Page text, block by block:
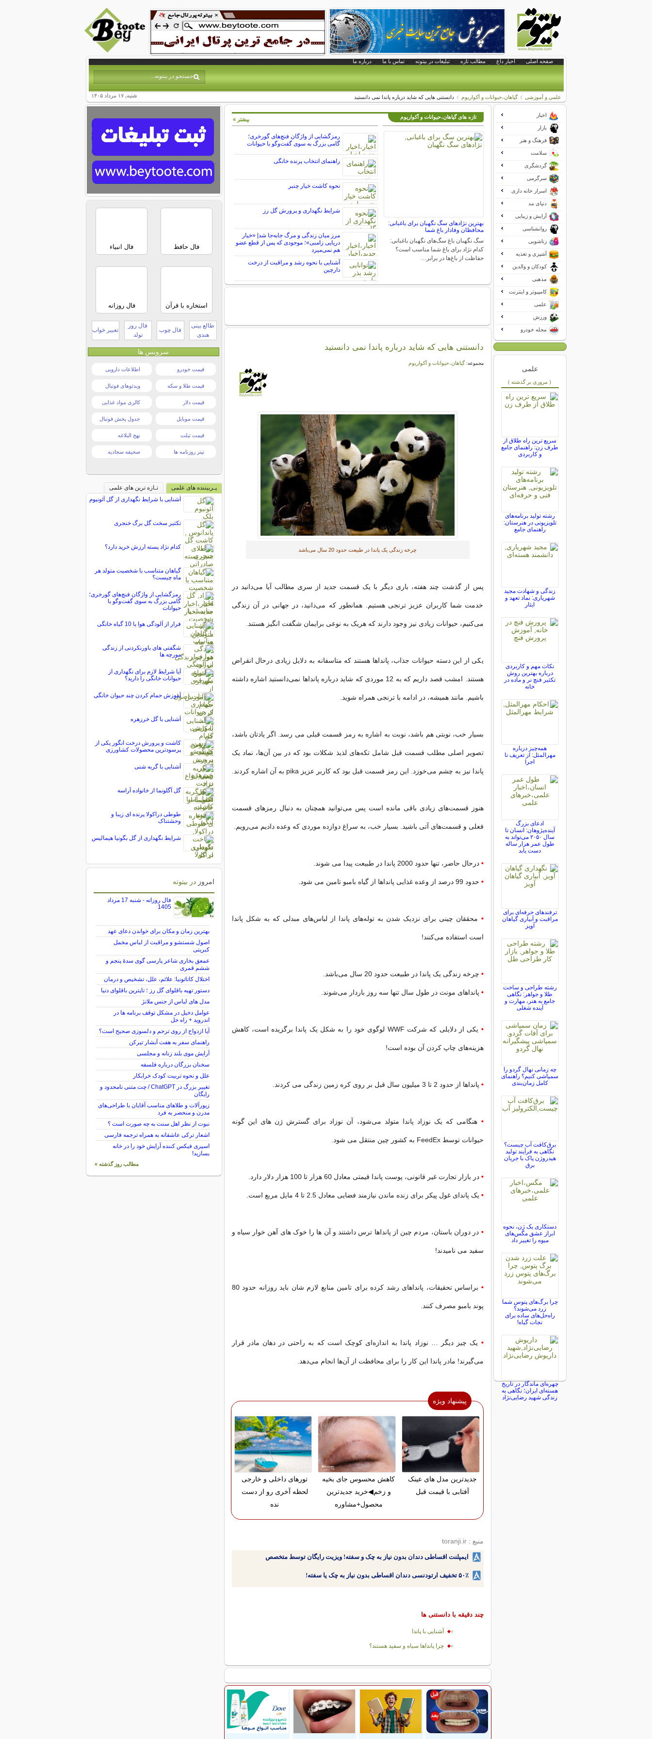
صفحه اصلی اخبار داغ مطالب تازه تبلیغات در بیتوته تماس با ما درباره ما
شنبه, ۱۷ مرداد ۱۴۰۵ علمی و آموزشی گیاهان،حیوانات و آکواریوم دانستنی هایی که شاید درباره پاند‌ا نمی دانستید
تازه های گیاهان،حیوانات و آکواریوم
بهترین نژادهای سگ نگهبان برای باغبانی:
محافظان وفادار باغ شما
سگ نگهبان باغ سگ‌های نگهبان باغبانی:
کدام نژاد برای باغ شما مناسب است؟
حفاظت از باغ‌ها در برابر…
رمزگشایی از واژگان فنچ‌های گورخری؛
گامی بزرگ به سوی گفت‌وگو با حیوانات
راهنمای انتخاب پرنده خانگی
نحوه کاشت خیار چنبر
شرایط نگهداری و پرورش گل رز
مرز میان زندگی و مرگ جابه‌جا شد| «خیار
دریایی زامبی»؛ موجودی که پس از قطع عضو
هم نمی‌میرد
آشنایی با نحوه رشد و مراقبت از درخت
دارچین
بیشتر »
دانستنی هایی که شاید درباره پاند‌ا نمی دانستید
مجموعه:گیاهان،حیوانات و آکواریوم
چرخه زندگی یک پاندا در طبیعت حدود 20 سال می‌باشد
پس از گذشت چند هفته، باری دیگر با یک قسمت جدید از سری مطالب آیا می‌دانید در
خدمت شما کاربران عزیز ترنجی هستیم. همانطور که می‌دانید، در جهانی در آن زندگی
می‌کنیم، حیوانات زیادی نیز وجود دارند که هریک به نوعی برایمان شگفت انگیز هستند.
یکی از این دسته حیوانات جذاب، پانداها هستند که متاسفانه به دلایل زیادی درحال انقراض
هستند. امشب قصد داریم که به 12 موردی که شاید درباره پانداها نمی‌دانستید اشاره داشته
باشیم. مانند همیشه، در ادامه با ترنجی همراه شوید.
بسیار خب، نوبتی هم باشد، نوبت به اشاره به رمز قسمت قبلی می رسد. اگر یادتان باشد،
تصویر اصلی مطلب قسمت قبل شامل تکه‌های لذیذ شکلات بود که در بین آن‌‌ها، نماد یک
پاندا نیز به چشم می‌خوزد. این رمز قسمت قبل بود که کاربر عزیز pika به آن اشاره کردند.
هنوز قسمت‌های زیادی باقی مانده است پس می‌توانید همچنان به دنبال رمز‌های قسمت‌
فعلی و قسمت‌های آتی باشید. بسیار خب، به سراغ دوازده موردی که وعده دادیم می‌رویم.
• درحال حاضر، تنها حدود 2000 پاندا در طبیعت پیدا می شوند.
• حدود 99 درصد از وعده غذایی پاندا‌ها از گیاه بامبو تامین می شود.
• محققان چینی برای نزدیک شدن به توله‌های پاندا از لباس‌های مبدلی که به شکل پاندا
است استفاده می‌کنند!
• چرخه زندگی یک پاندا در طبیعت حدود 20 سال می‌باشد.
• پانداهای مونث در طول سال تنها سه روز باردار می‌شوند.
• یکی از دلایلی که شرکت WWF لوگوی خود را به شکل یک پاندا برگزیده است، کاهش
هزینه‌های چاپ کردن آن بوده است!
• پانداها از حدود 2 تا 3 میلیون سال قبل بر روی کره زمین زندگی می کردند.
• هنگامی که یک نوزاد پاندا متولد می‌شود، آن نوزاد برای گسترش ژن های این گونه
حیوانات توسط FeedEx به کشور چین منتقل می شود.
• در بازار تجارت غیر قانونی، پوست پاندا قیمتی معادل 60 هزار تا 100 هزار دلار دارد.
• یک پاندای غول پیکر برای زنده ماندن نیازمند فضایی معادل 2.5 تا 4 مایل مربع است.
• در دوران باستان، مردم چین از پانداها ترس داشتند و آن ها را خوک های آهن خوار سیاه و
سفید می نامیدند!
• براساس تحقیقات، پاندا‌های رشد کرده برای تامین منابع لازم شان باید روزانه حدود 80
پوند بامبو مصرف کنند.
• یک چیز دیگر … نوزاد پاندا به اندازه‌ای کوچک است که به راحتی در دهان مادر قرار
می‌گیرند! مادر پاندا این کار را برای محافظت از آن‌ها انجام می‌دهد.
پیشنهاد ویژه
جدیدترین مدل های عینک
آفتابی با قیمت قبل
کاهش محسوس جای بخیه
و زخم◀خرید جدیدترین
محصول+مشاوره
تورهای داخلی و خارجی
لحظه آخری رو از دست
نده
منبع : toranji.ir
ایمپلنت اقساطی دندان بدون نیاز به چک و سفته! ویزیت رایگان توسط متخصص
۵۰٪ تخفیف ارتودنسی دندان اقساطی بدون نیاز به چک یا سفته!
چند دقیقه با دانستنی ها
آشنایی با پاندا
چرا پانداها سیاه و سفید هستند؟
اخبار
بازار
فرهنگ و هنر
سلامت
گردشگری
سرگرمی
اسرار خانه داری
دنیای مد
آرایش و زیبایی
روانشناسی
زناشویی
آشپزی و تغذیه
کودکان و والدین
مذهبی
کامپیوتر و اینترنت
علمی
ورزش
مجله خودرو
علمی
( مروری بر گذشته )
سریع ترین راه طلاق از
طرف زن: راهنمای جامع
و کاربردی
رشته تولید برنامه‌های
تلویزیونی در هنرستان:
راهنمای جامع
زندگی و شهادت مجید
شهریاری: نماد تعهد و
ایثار
نکات مهم و کاربردی
درباره بهترین روش
تکثیر فنچ نر و ماده در
خانه
همه‌چیز درباره
مهرالمثل: از تعریف تا
اجرا
ادعای بزرگ
آینده‌پژوهان: انسان تا
سال ۲۰۵۰ می‌تواند به
طول عمر هزار ساله
دست یابد
ترفندهای حرفه‌ای برای
مراقبت و آبیاری گیاهان
آویز
رشته طراحی و ساخت
طلا و جواهر: نگاهی
جامع به هنر، مهارت و
آینده شغلی
چه زمانی نهال گردو را
سمپاشی کنیم؟ راهنمای
کامل زمان‌بندی
برق‌کافت آب چیست؟
نگاهی به فرآیند تولید
هیدروژن پاک با جریان
برق
دستکاری یک ژن، نحوه
ابراز عشق مگس‌های
میوه را تغییر داد
چرا برگ‌های پتوس شما
زرد می‌شوند؟
راه‌حل‌های ساده برای
نجات گیاه!
چهره‌ای ماندگار در تاریخ
هسته‌ای ایران؛ نگاهی به
زندگی شهید رضایی‌نژاد
فال حافظ فال انبیاء
استخاره با قرآن فال روزانه
طالع بینی
هندی
فال چوب
فال روز
تولد
تعبیر خواب
سرویس ها
قیمت خودرو اطلاعات دارویی
قیمت طلا و سکه ویدئوهای فوتبال
قیمت دلار کالری مواد غذایی
قیمت موبایل جدول پخش فوتبال
قیمت تبلت نهج البلاغه
تیتر روزنامه ها صحیفه سجادیه
پـربیننده های علمی
تـازه ترین های علمی
آشنایی با شرایط نگهداری از گل آئونیوم
تکثیر سخت گل برگ خنجری
کدام نژاد پسته ارزش خرید دارد؟
گیاهان متناسب با شخصیت متولد هر
ماه چیست؟
رمزگشایی از واژگان فنچ‌های گورخری؛
گامی بزرگ به سوی گفت‌وگو با
حیوانات
فرار از آلودگی هوا با 10 گیاه خانگی
شگفتی های باورنکردنی از زندگی
مورچه ها
‬حیوانات خانگی‭ ‬را‭ ‬دارید؟
آموزش حمام کردن چند حیوان خانگی
آشنایی با گل خرزهره
کاشت و پرورش درخت انگور یکی از
پرسودترین محصولات کشاورزی
آشنایی با گربه شنی
گل آگلونما از خانواده آراسه
طوطی دراکولا پرنده ای زیبا و
وحشتناک
شرایط نگهداری از گل بگونیا هیمالیس
امروز در بیتوته
فال روزانه - شنبه 17 مرداد
1405
بهترین زمان و مکان برای خواندن دعای عهد
اصول شستشو و مراقبت از لباس مخمل
کبریتی
عمعق بخاری شاعر پارسی گوی سدهٔ پنجم و
ششم قمری
اختلال کاتاتونیا: علائم، علل، تشخیص و درمان
دستور تهیه باقلوای گل رز ؛ تاپترین باقلوای دنیا
مدل های لباس از جنس ملانژ
عوامل دخیل در مشکل توقف برنامه ها در
اندروید + راه حل
آیا ازدواج از روی ترحم و دلسوزی صحیح است؟
راهنمای سفر به هفت آبشار تیرکن
آرایش موی بلند زنانه و مجلسی
سخنان بزرگان درباره فلسفه
علل و نحوه تربیت کودک خرابکار
تغییر بزرگ در ChatGPT / چت متنی نامحدود و
رایگان
زیورآلات و طلاهای مناسب آقایان با طراحی‌های
مدرن و منحصر به فرد
نبوت از نظر اهل سنت به چه صورت است ؟
اشعار ترکی عاشقانه به همراه ترجمه فارسی
اسپری فیکس کننده آرایش خود را در خانه
بسازید!
مطالب روز گذشته »